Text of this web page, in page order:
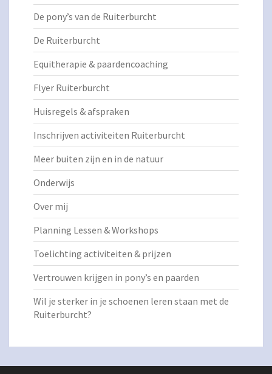
De pony’s van de Ruiterburcht
De Ruiterburcht
Equitherapie & paardencoaching
Flyer Ruiterburcht
Huisregels & afspraken
Inschrijven activiteiten Ruiterburcht
Meer buiten zijn en in de natuur
Onderwijs
Over mij
Planning Lessen & Workshops
Toelichting activiteiten & prijzen
Vertrouwen krijgen in pony’s en paarden
Wil je sterker in je schoenen leren staan met de
Ruiterburcht?